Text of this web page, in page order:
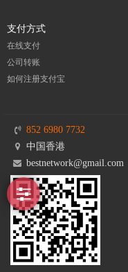
支付方式
在线支付
公司转账
如何注册支付宝
852 6980 7732
中国香港
bestnetwork@gmail.com